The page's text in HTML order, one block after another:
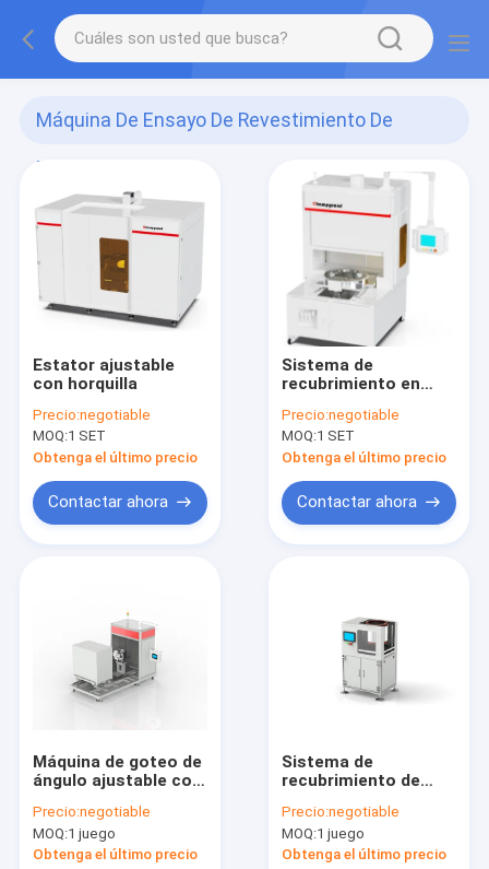
Máquina De Ensayo De Revestimiento De
Estator
(8)
Estator ajustable
con horquilla
Precio:negotiable
MOQ:1 SET
Obtenga el último precio
Contactar ahora
Sistema de
recubrimiento en
la horquilla
Precio:negotiable
MOQ:1 SET
Obtenga el último precio
Contactar ahora
Máquina de goteo de
ángulo ajustable con
de menos 20 a más
45 grados Extracción
de humo de 0 a 30
Precio:negotiable
MOQ:1 juego
Obtenga el último precio
Sistema de
recubrimiento de
plano de precisión
ODM 30-370 mm con
control de polvo
Precio:negotiable
MOQ:1 juego
Obtenga el último precio